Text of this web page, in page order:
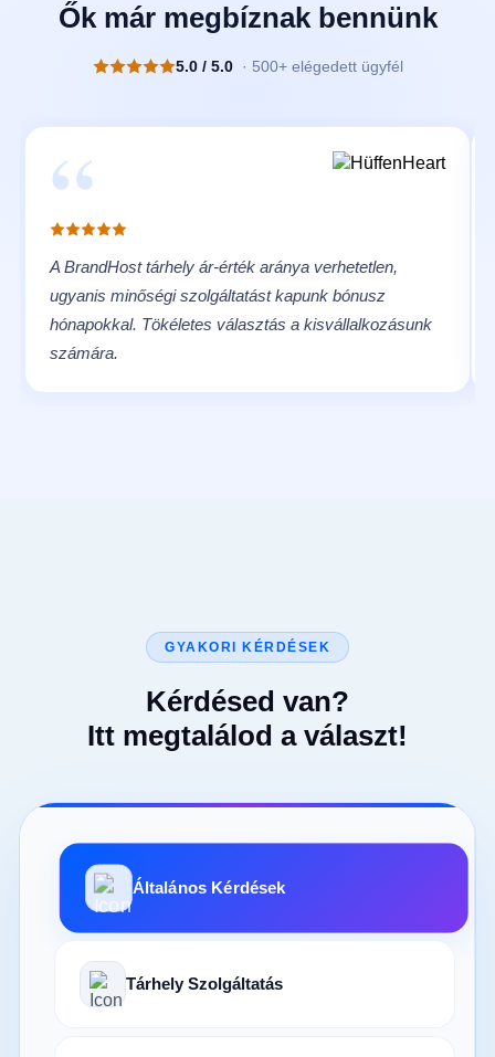
Ők már megbíznak bennünk
5.0 / 5.0 · 500+ elégedett ügyfél
“
A BrandHost tárhely ár-érték aránya verhetetlen,
ugyanis minőségi szolgáltatást kapunk bónusz
hónapokkal. Tökéletes választás a kisvállalkozásunk
számára.
GYAKORI KÉRDÉSEK
Kérdésed van?
Itt megtalálod a választ!
Általános Kérdések
Tárhely Szolgáltatás